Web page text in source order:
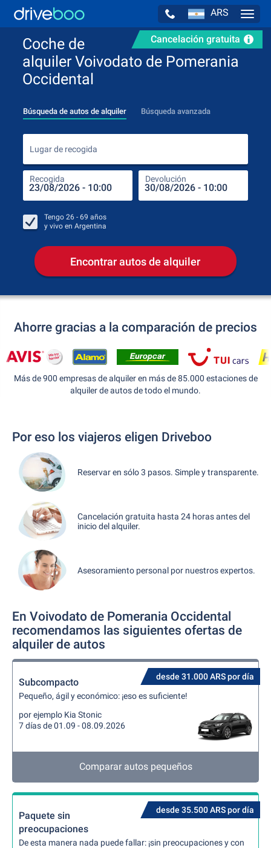
ARS
Cancelación gratuita
Coche de
alquiler Voivodato de Pomerania
Occidental
Búsqueda de autos de alquiler Búsqueda avanzada
Lugar de recogida
Recogida Devolución
Tengo 26 - 69 años
y vivo en Argentina
Encontrar autos de alquiler
Ahorre gracias a la comparación de precios
Más de 900 empresas de alquiler en más de 85.000 estaciones de
alquiler de autos de todo el mundo.
Por eso los viajeros eligen Driveboo
Reservar en sólo 3 pasos. Simple y transparente.
Cancelación gratuita hasta 24 horas antes del
inicio del alquiler.
Asesoramiento personal por nuestros expertos.
En Voivodato de Pomerania Occidental
recomendamos las siguientes ofertas de
alquiler de autos
desde 31.000 ARS por día
Subcompacto
Pequeño, ágil y económico: ¡eso es suficiente!
por ejemplo Kia Stonic
7 días de 01.09 - 08.09.2026
Comparar autos pequeños
desde 35.500 ARS por día
Paquete sin
preocupaciones
De esta manera nada puede fallar: ¡sin preocupaciones y con